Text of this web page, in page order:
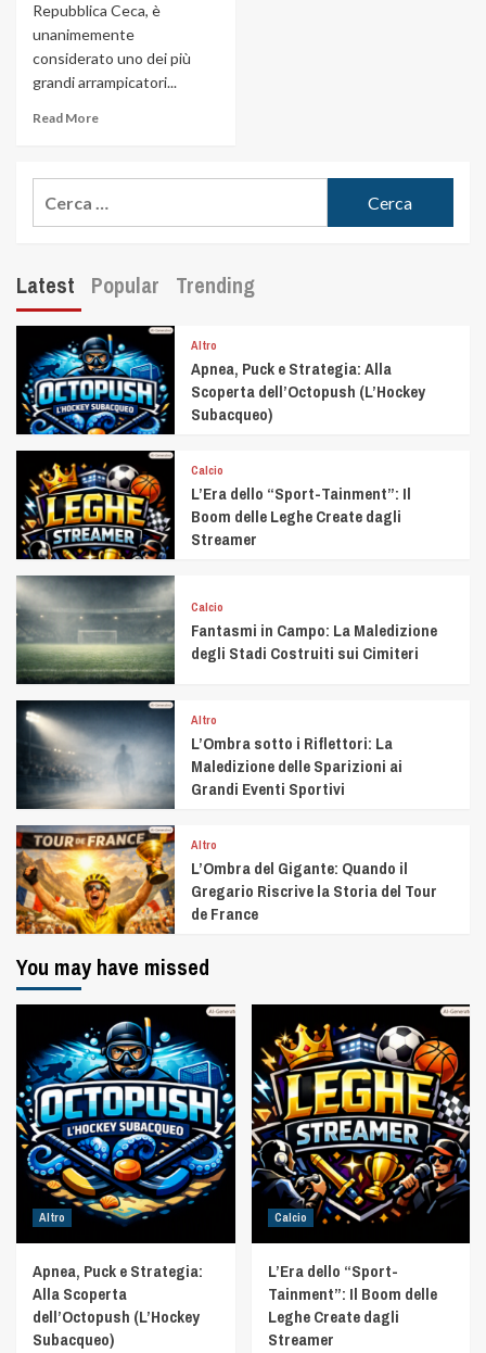
Repubblica Ceca, è
unanimemente
considerato uno dei più
grandi arrampicatori...
Read More
Latest Popular Trending
Altro
Apnea, Puck e Strategia: Alla
Scoperta dell’Octopush (L’Hockey
Subacqueo)
Calcio
L’Era dello “Sport-Tainment”: Il
Boom delle Leghe Create dagli
Streamer
Calcio
Fantasmi in Campo: La Maledizione
degli Stadi Costruiti sui Cimiteri
Altro
L’Ombra sotto i Riflettori: La
Maledizione delle Sparizioni ai
Grandi Eventi Sportivi
Altro
L’Ombra del Gigante: Quando il
Gregario Riscrive la Storia del Tour
de France
You may have missed
Altro
Apnea, Puck e Strategia:
Alla Scoperta
dell’Octopush (L’Hockey
Subacqueo)
Calcio
L’Era dello “Sport-
Tainment”: Il Boom delle
Leghe Create dagli
Streamer